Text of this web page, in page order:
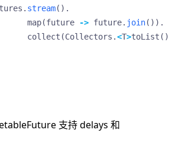
. stream().
map(future -> future. join()).
collect (Collectors .<T>toList
支持 delays 和